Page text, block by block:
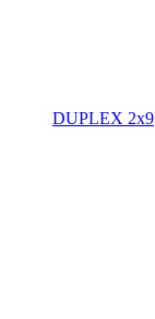
DUPLEX 2x9